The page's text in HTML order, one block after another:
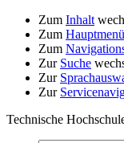
Zum Inhalt
Zum Hauptmenü
Zum
Zur Suche
Zur
Zur
Technische